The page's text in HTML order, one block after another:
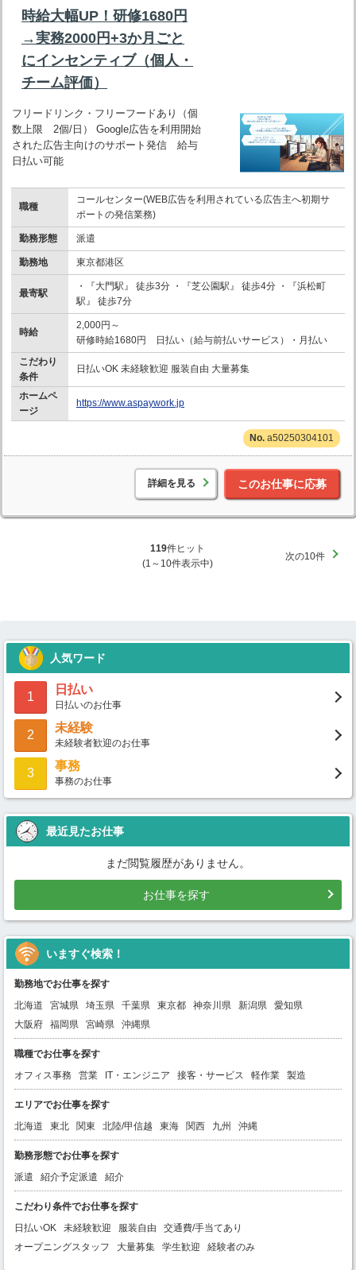
時給大幅UP！研修1680円
→実務2000円+3か月ごと
にインセンティブ（個人・
チーム評価）
フリードリンク・フリーフードあり（個
数上限 2個/日） Google広告を利用開始
された広告主向けのサポート発信 給与
日払い可能
職種
コールセンター(WEB広告を利用されている広告主へ初期サ
ポートの発信業務)
勤務形態 派遣
勤務地 東京都港区
最寄駅
・『大門駅』 徒歩3分 ・『芝公園駅』 徒歩4分 ・『浜松町
駅』 徒歩7分
時給
2,000円～
研修時給1680円 日払い（給与前払いサービス）・月払い
こだわり
条件
日払いOK 未経験歓迎 服装自由 大量募集
ホームペ
ージ
https://www.aspaywork.jp
a50250304101
詳細を見る このお仕事に応募
119件ヒット
(1～10件表示中)
次の10件
人気ワード
1
日払い
日払いのお仕事
2
未経験
未経験者歓迎のお仕事
3
事務
事務のお仕事
最近見たお仕事
まだ閲覧履歴がありません。
お仕事を探す
いますぐ検索！
勤務地でお仕事を探す
北海道
宮城県 埼玉県 千葉県 東京都 神奈川県 新潟県
愛知県
大阪府
福岡県 宮崎県 沖縄県
職種でお仕事を探す
オフィス事務
営業 IT・エンジニア 接客・サービス 軽作業 製造
エリアでお仕事を探す
北海道
東北 関東 北陸/甲信越 東海 関西 九州 沖縄
勤務形態でお仕事を探す
派遣
紹介予定派遣 紹介
こだわり条件でお仕事を探す
日払いOK
未経験歓迎 服装自由
交通費/手当てあり
オープニングスタッフ
大量募集 学生歓迎 経験者のみ